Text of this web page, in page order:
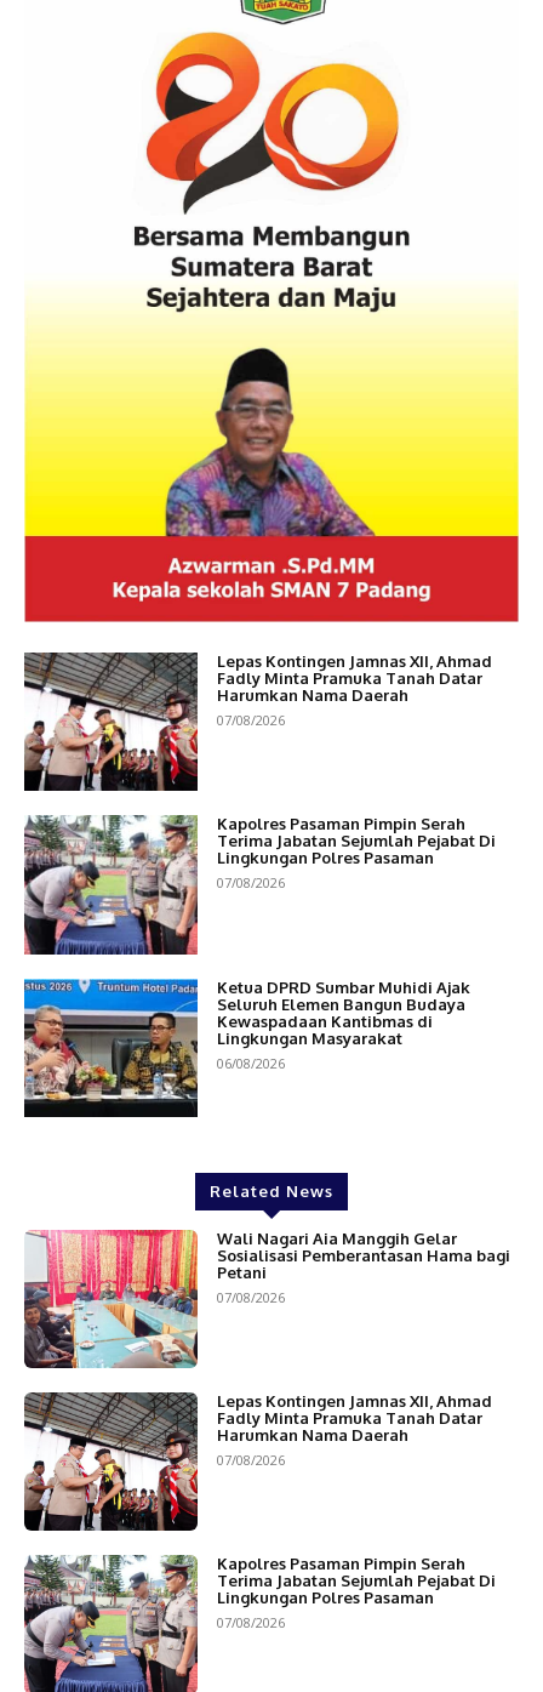
Lepas Kontingen Jamnas XII, Ahmad
Fadly Minta Pramuka Tanah Datar
Harumkan Nama Daerah
07/08/2026
Kapolres Pasaman Pimpin Serah
Terima Jabatan Sejumlah Pejabat Di
Lingkungan Polres Pasaman
07/08/2026
Ketua DPRD Sumbar Muhidi Ajak
Seluruh Elemen Bangun Budaya
Kewaspadaan Kantibmas di
Lingkungan Masyarakat
06/08/2026
Related News
Wali Nagari Aia Manggih Gelar
Sosialisasi Pemberantasan Hama bagi
Petani
07/08/2026
Lepas Kontingen Jamnas XII, Ahmad
Fadly Minta Pramuka Tanah Datar
Harumkan Nama Daerah
07/08/2026
Kapolres Pasaman Pimpin Serah
Terima Jabatan Sejumlah Pejabat Di
Lingkungan Polres Pasaman
07/08/2026